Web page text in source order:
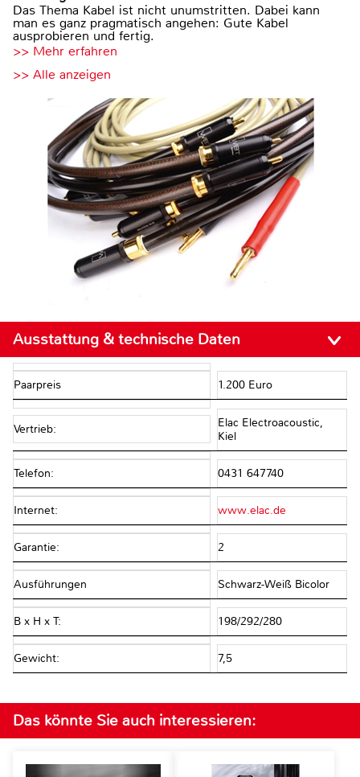
Das Thema Kabel ist nicht unumstritten. Dabei kann
man es ganz pragmatisch angehen: Gute Kabel
ausprobieren und fertig.
>> Mehr erfahren
>> Alle anzeigen
Ausstattung & technische Daten
Paarpreis 1.200 Euro
Vertrieb:
Elac Electroacoustic,
Kiel
Telefon: 0431 647740
Internet: www.elac.de
Garantie: 2
Ausführungen Schwarz-Weiß Bicolor
B x H x T: 198/292/280
Gewicht: 7,5
Das könnte Sie auch interessieren: